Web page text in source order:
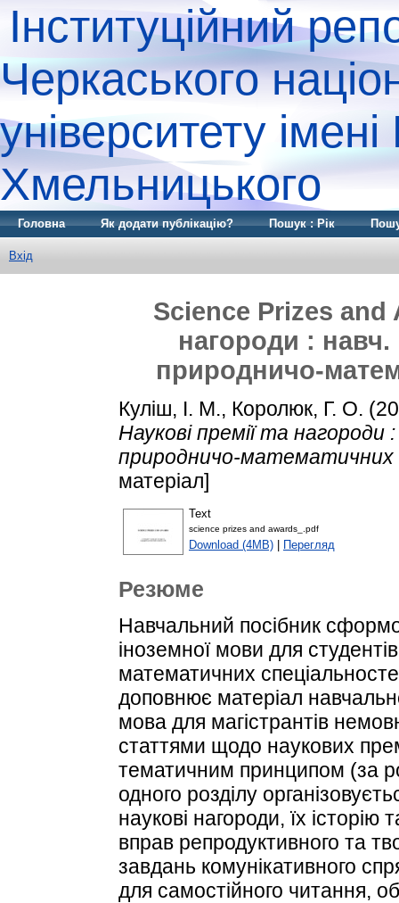
Інституційний
Черкаського
університету
Хмельницького
Головна Як додати публікацію? Пошук : Рік
Вхід
Science Prizes and
нагороди : навч.
природничо-
Куліш, І. М., Королюк, Г. О.
Наукові премії та нагороди
природничо-математичних
матеріал]
Text
science prizes and awards_.pdf
Download (4MB) Перегляд
Резюме
Навчальний посібник
іноземної мови для
математичних
доповнює матеріал
мова для магістрантів
статтями щодо наукових
тематичним принципом (за
одного розділу
наукові нагороди, їх
вправ репродуктивного та
завдань комунікативного
для самостійного читання,